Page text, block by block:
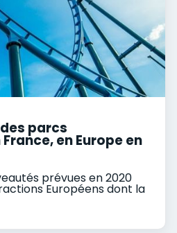
parcs
en Europe en
prévues en 2020
Européens dont la